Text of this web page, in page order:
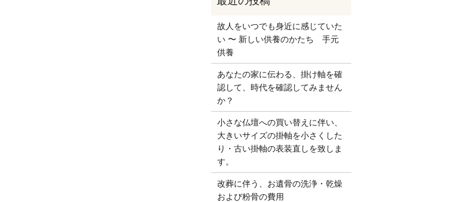
故人をいつでも身近に感じていた
い 〜 新しい供養のかたち 手元
供養
あなたの家に伝わる、掛け軸を確
認して、時代を確認してみません
か？
小さな仏壇への買い替えに伴い、
大きいサイズの掛軸を小さくした
り・古い掛軸の表装直しを致しま
す。
改葬に伴う、お遺骨の洗浄・乾燥
および粉骨の費用